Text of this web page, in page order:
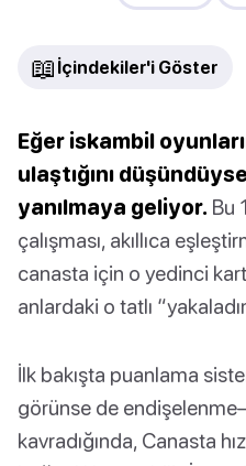
📖 İçindekiler'i Göster
Eğer iskambil
ulaştığını
yanılmaya geliyor. Bu
çalışması, akıllıca
canasta için o yedinci
anlardaki o tatlı
İlk bakışta puanlama
görünse de
kavradığında, Canasta